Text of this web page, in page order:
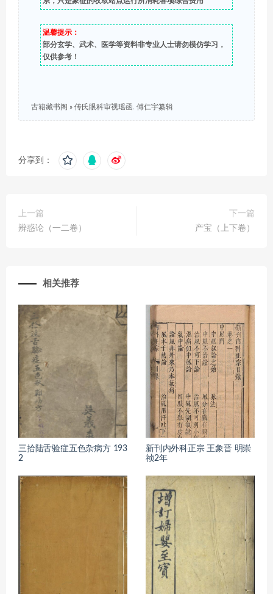
温馨提示：
部分玄学、武术、医学等资料非专业人士请勿模仿学习，
仅供参考！
古籍藏书阁 » 传氏眼科审视瑶函. 傅仁宇纂辑
分享到：
上一篇
辨惑论（一二卷）
下一篇
产宝（上下卷）
相关推荐
三拾陆舌验症五色杂病方 193
2
新刊内外科正宗 王象晋 明崇
祯2年